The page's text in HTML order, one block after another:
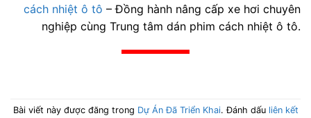
cách nhiệt ô tô – Đồng hành nâng cấp xe hơi chuyên
nghiệp cùng Trung tâm dán phim cách nhiệt ô tô.
Bài viết này được đăng trong Dự Án Đã Triển Khai. Đánh dấu liên kết